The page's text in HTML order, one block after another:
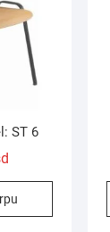
ST 6